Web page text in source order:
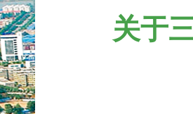
关于